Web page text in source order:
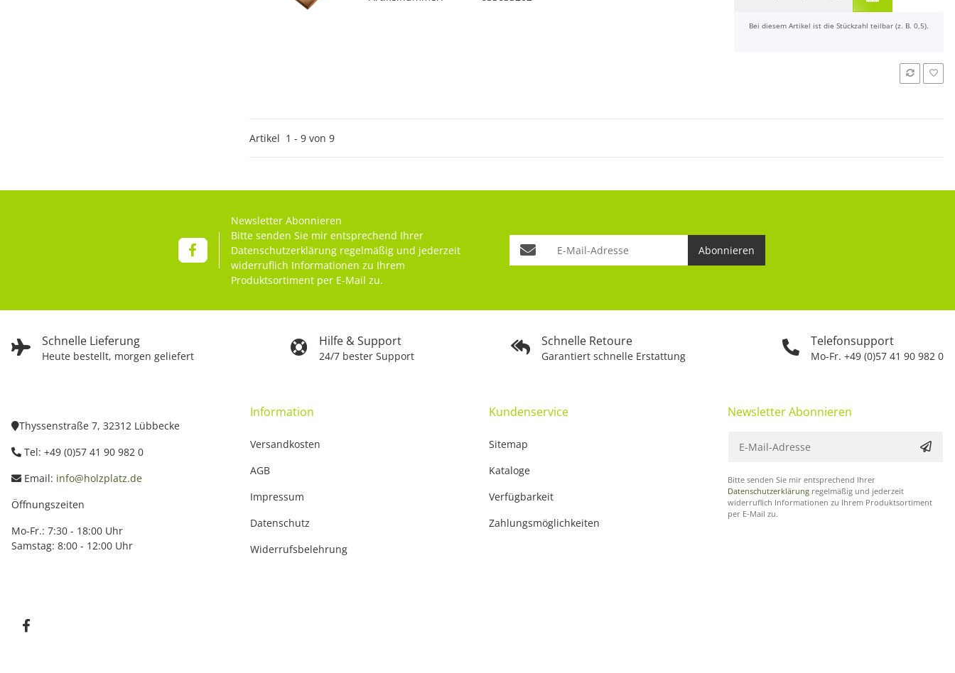
xBei diesem Artikel ist die Stückzahl teilbar (z. B. 0,5).
Artikel 1 - 9 von 9
Schnelle Lieferung
Heute bestellt, morgen geliefert
Hilfe & Support
24/7 bester Support
Schnelle Retoure
Garantiert schnelle Erstattung
Telefonsupport
Mo-Fr. +49 (0)57 41 90 982 0
Newsletter Abonnieren
Bitte senden Sie mir entsprechend Ihrer
Datenschutzerklärung regelmäßig und jederzeit
widerruflich Informationen zu Ihrem
Produktsortiment per E-Mail zu.
Abonnieren
Thyssenstraße 7, 32312 Lübbecke
Tel: +49 (0)57 41 90 982 0
Email: info@holzplatz.de
Öffnungszeiten
Mo-Fr.: 7:30 - 18:00 Uhr
Samstag: 8:00 - 12:00 Uhr
Information
Versandkosten
AGB
Impressum
Datenschutz
Widerrufsbelehrung
Kundenservice
Sitemap
Kataloge
Verfügbarkeit
Zahlungsmöglichkeiten
Newsletter Abonnieren
Bitte senden Sie mir entsprechend Ihrer
Datenschutzerklärung regelmäßig und jederzeit
widerruflich Informationen zu Ihrem Produktsortiment
per E-Mail zu.